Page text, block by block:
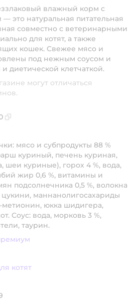
влажный корм с
это натуральная питательная
совместно с ветеринарными
для котят, а также
кошек. Свежее мясо и
под нежным соусом и
диетической клетчаткой.
могут отличаться
мясо и субпродукты 88 %
куриный, печень куриная,
шеи куриные), горох 4 %, вода,
жир 0,6 %, витамины и
подсолнечника 0,5 %, волокна
маннанолигосахариды
метионин, юкка шидигера,
Соус: вода, морковь 3 %,
таурин.
котят